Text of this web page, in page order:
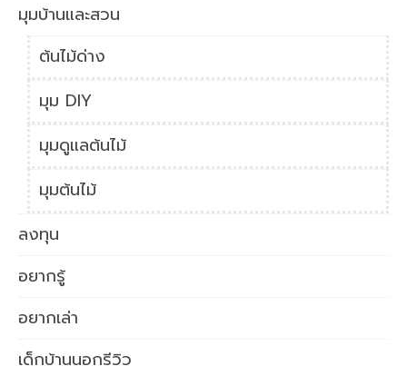
มุมบ้านและสวน
ต้นไม้ด่าง
มุม DIY
มุมดูแลต้นไม้
มุมต้นไม้
ลงทุน
อยากรู้
อยากเล่า
เด็กบ้านนอกรีวิว